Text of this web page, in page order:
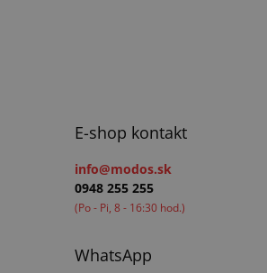
E-shop kontakt
info@modos.sk
0948 255 255
(Po - Pi, 8 - 16:30 hod.)
WhatsApp